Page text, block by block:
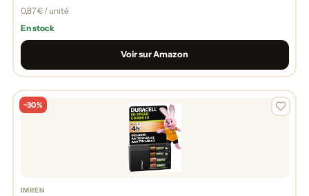
0,87 € / unité
En stock
Voir sur Amazon
−30%
IMREN